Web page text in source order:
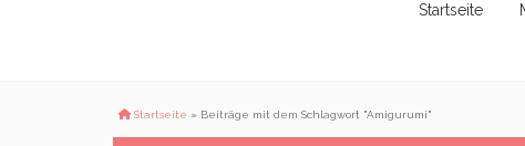
Startseite
Startseite » Beiträge mit dem Schlagwort "Amigurumi"